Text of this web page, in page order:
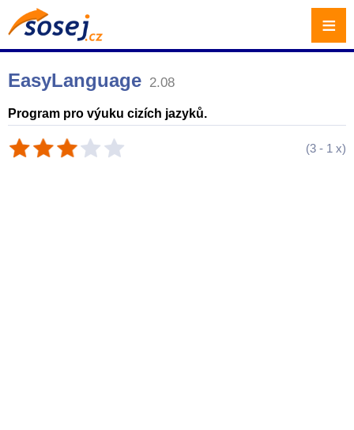
EasyLanguage 2.08
Program pro výuku cizích jazyků.
(3 - 1 x)
≡